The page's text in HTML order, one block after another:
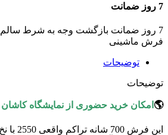
7 روز ضمانت
7 روز ضمانت بازگشت وجه به شرط سالم
فرش ماشینی
توضیحات
توضیحات
🌎 امکان خرید حضوری از نمایشگاه کاشان